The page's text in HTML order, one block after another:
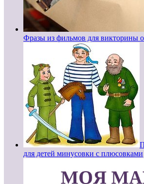
Фразы из фильмов для викторины
для детей минусовки с плюсовками